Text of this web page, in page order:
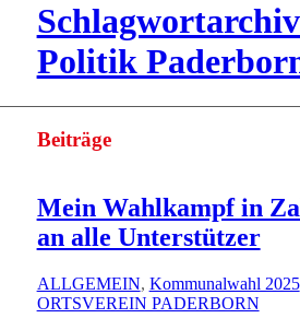
Politik
Beiträge
Mein Wahlkampf in
an alle Unterstützer
ALLGEMEIN, Kommunalwahl 2025
ORTSVEREIN PADERBORN